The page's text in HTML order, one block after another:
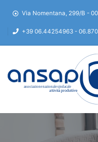
Via Nomentana, 299/B -
+39 06.44254963 -